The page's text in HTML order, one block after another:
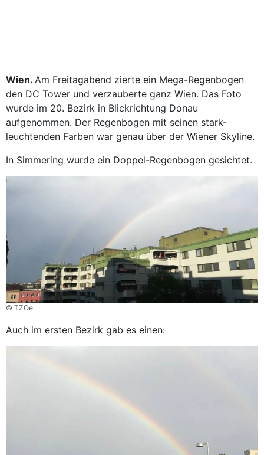
Wien. Am Freitagabend zierte ein Mega-Regenbogen
den DC Tower und verzauberte ganz Wien. Das Foto
wurde im 20. Bezirk in Blickrichtung Donau
aufgenommen. Der Regenbogen mit seinen stark-
leuchtenden Farben war genau über der Wiener Skyline.
In Simmering wurde ein Doppel-Regenbogen gesichtet.
© TZOe
Auch im ersten Bezirk gab es einen: